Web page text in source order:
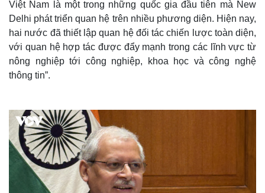
m
Việt Nam là một trong những quốc gia đầu tiên mà New
Delhi phát triển quan hệ trên nhiều phương diện. Hiện nay,
hai nước đã thiết lập quan hệ đối tác chiến lược toàn diện,
với quan hệ hợp tác được đẩy mạnh trong các lĩnh vực từ
nông nghiệp tới công nghiệp, khoa học và công nghệ
thông tin”.